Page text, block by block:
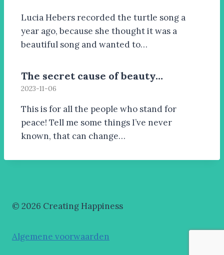
Lucia Hebers recorded the turtle song a
year ago, because she thought it was a
beautiful song and wanted to…
The secret cause of beauty…
2023-11-06
This is for all the people who stand for
peace! Tell me some things I’ve never
known, that can change…
© 2026 Creating Happiness
Algemene voorwaarden